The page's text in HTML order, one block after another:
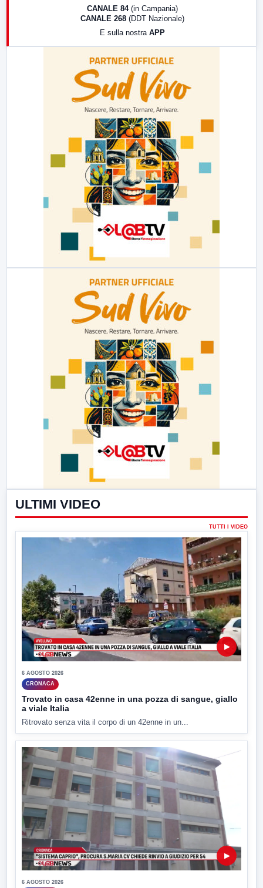
CANALE 84 (in Campania)
CANALE 268 (DDT Nazionale)
E sulla nostra APP
ULTIMI VIDEO
TUTTI I VIDEO
▶
6 AGOSTO 2026
CRONACA
Trovato in casa 42enne in una pozza di sangue, giallo
a viale Italia
Ritrovato senza vita il corpo di un 42enne in un...
▶
6 AGOSTO 2026